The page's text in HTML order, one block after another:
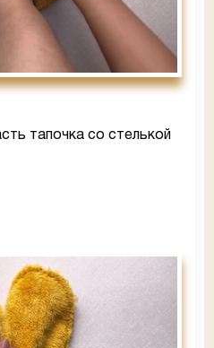
тапочка со стелькой